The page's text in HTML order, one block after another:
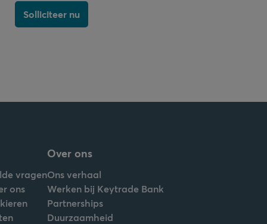
Solliciteer nu
vragen
ons
Over ons
Ons verhaal
Werken bij Keytrade Bank
Partnerships
Duurzaamheid